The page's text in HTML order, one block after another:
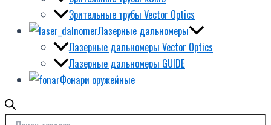
Зрительные трубы Vector Optics
Лазерные дальномеры
Лазерные дальномеры Vector Optics
Лазерные дальномеры GUIDE
Фонари оружейные